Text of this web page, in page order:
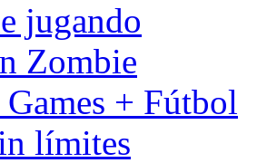
jugando
Zombie
+ Fútbol
límites